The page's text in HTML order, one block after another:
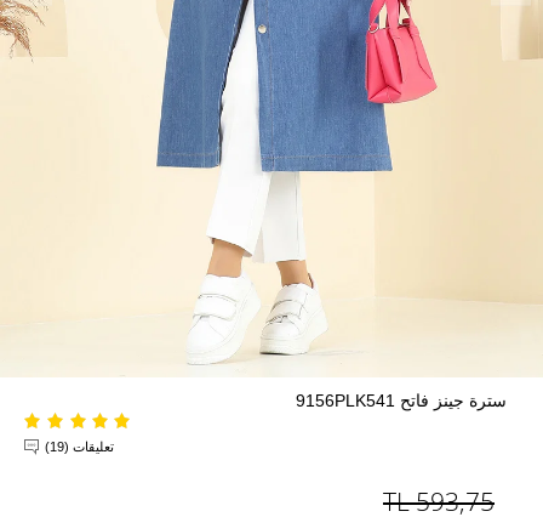
سترة جينز فاتح 9156PLK541
تعليقات (19)
593,75
TL